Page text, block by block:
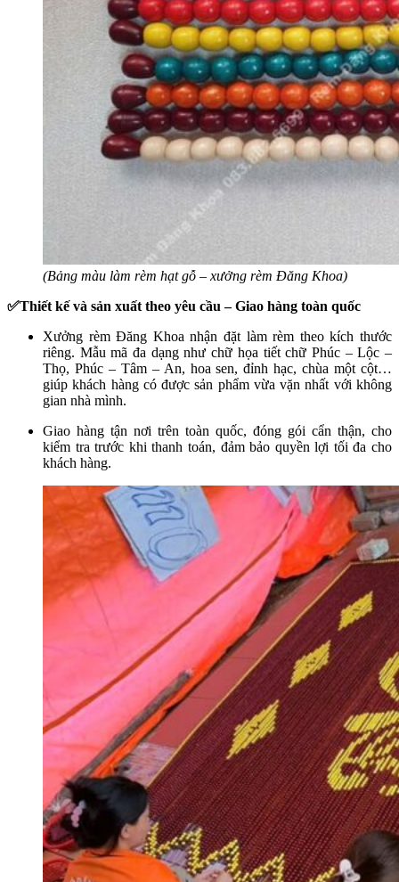
(Bảng màu làm rèm hạt gỗ – xưởng rèm Đăng Khoa)
✅Thiết kế và sản xuất theo yêu cầu – Giao hàng toàn quốc
Xưởng rèm Đăng Khoa nhận đặt làm rèm theo kích thước
riêng. Mẫu mã đa dạng như chữ họa tiết chữ Phúc – Lộc –
Thọ, Phúc – Tâm – An, hoa sen, đỉnh hạc, chùa một cột…
giúp khách hàng có được sản phẩm vừa vặn nhất với không
gian nhà mình.
Giao hàng tận nơi trên toàn quốc, đóng gói cẩn thận, cho
kiểm tra trước khi thanh toán, đảm bảo quyền lợi tối đa cho
khách hàng.